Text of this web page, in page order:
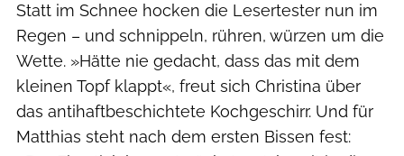
Statt im Schnee hocken die Lesertester nun im
Regen – und schnippeln, rühren, würzen um die
Wette. »Hätte nie gedacht, dass das mit dem
kleinen Topf klappt«, freut sich Christina über
das antihaftbeschichtete Kochgeschirr. Und für
Matthias steht nach dem ersten Bissen fest: